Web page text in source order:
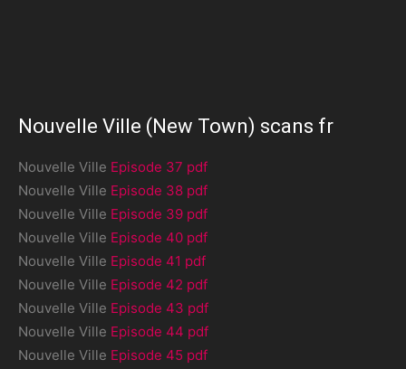
Nouvelle Ville (New Town) scans fr
Nouvelle Ville Episode 37 pdf
Nouvelle Ville Episode 38 pdf
Nouvelle Ville Episode 39 pdf
Nouvelle Ville Episode 40 pdf
Nouvelle Ville Episode 41 pdf
Nouvelle Ville Episode 42 pdf
Nouvelle Ville Episode 43 pdf
Nouvelle Ville Episode 44 pdf
Nouvelle Ville Episode 45 pdf